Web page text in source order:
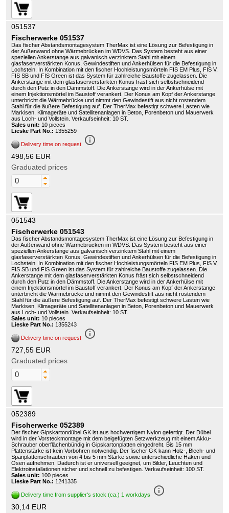
051537
Fischerwerke 051537
Das fischer Abstandsmontagesystem TherMax ist eine Lösung zur Befestigung in
der Außenwand ohne Wärmebrücken im WDVS. Das System besteht aus einer
speziellen Ankerstange aus galvanisch verzinktem Stahl mit einem
glasfaserverstärkten Konus, Gewindestiften und Ankerhülsen für die Befestigung in
Lochstein. In Kombination mit den fischer Hochleistungsmörteln FIS EM Plus, FIS V,
FIS SB und FIS Green ist das System für zahlreiche Baustoffe zugelassen. Die
Ankerstange mit dem glasfaserverstärkten Konus fräst sich selbstschneidend
durch den Putz in den Dämmstoff. Die Ankerstange wird in der Ankerhülse mit
einem Injektionsmörtel im Baustoff verankert. Der Konus am Kopf der Ankerstange
unterbricht die Wärmebrücke und nimmt den Gewindestift aus nicht rostendem
Stahl für die äußere Befestigung auf. Der TherMax befestigt schwere Lasten wie
Markisen, Klimageräte und Satellitenanlagen in Beton, Porenbeton und Mauerwerk
aus Loch- und Vollstein. Verkaufseinheit: 10 ST.
Sales unit: 10 pieces
Lieske Part No.: 1355259
Delivery time on request info_outline
498,56 EUR
Graduated prices
051543
Fischerwerke 051543
Das fischer Abstandsmontagesystem TherMax ist eine Lösung zur Befestigung in
der Außenwand ohne Wärmebrücken im WDVS. Das System besteht aus einer
speziellen Ankerstange aus galvanisch verzinktem Stahl mit einem
glasfaserverstärkten Konus, Gewindestiften und Ankerhülsen für die Befestigung in
Lochstein. In Kombination mit den fischer Hochleistungsmörteln FIS EM Plus, FIS V,
FIS SB und FIS Green ist das System für zahlreiche Baustoffe zugelassen. Die
Ankerstange mit dem glasfaserverstärkten Konus fräst sich selbstschneidend
durch den Putz in den Dämmstoff. Die Ankerstange wird in der Ankerhülse mit
einem Injektionsmörtel im Baustoff verankert. Der Konus am Kopf der Ankerstange
unterbricht die Wärmebrücke und nimmt den Gewindestift aus nicht rostendem
Stahl für die äußere Befestigung auf. Der TherMax befestigt schwere Lasten wie
Markisen, Klimageräte und Satellitenanlagen in Beton, Porenbeton und Mauerwerk
aus Loch- und Vollstein. Verkaufseinheit: 10 ST.
Sales unit: 10 pieces
Lieske Part No.: 1355243
Delivery time on request info_outline
727,55 EUR
Graduated prices
052389
Fischerwerke 052389
Der fischer Gipskartondübel GK ist aus hochwertigem Nylon gefertigt. Der Dübel
wird in der Vorsteckmontage mit dem beigefügten Setzwerkzeug mit einem Akku-
Schrauber oberflächenbündig in Gipskartonplatten eingedreht. Bis 15 mm
Plattenstärke ist kein Vorbohren notwendig. Der fischer GK kann Holz-, Blech- und
Spanplattenschrauben von 4 bis 5 mm Stärke sowie unterschiedliche Haken und
Ösen aufnehmen. Dadurch ist er universell geeignet, um Bilder, Leuchten und
Elektroinstallationen sicher und schnell zu befestigen. Verkaufseinheit: 100 ST.
Sales unit: 100 pieces
Lieske Part No.: 1241335
Delivery time from supplier's stock (ca.) 1 workdays info_outline
30,14 EUR